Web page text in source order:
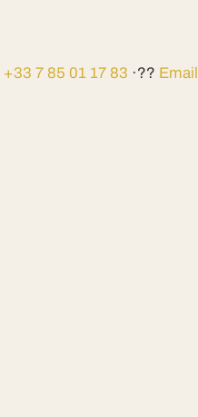
+33 7 85 01 17 83 ·?? Email